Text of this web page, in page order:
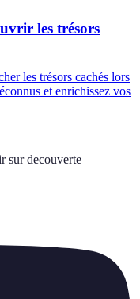
les trésors
les trésors cachés lors
et enrichissez vos
sur decouverte